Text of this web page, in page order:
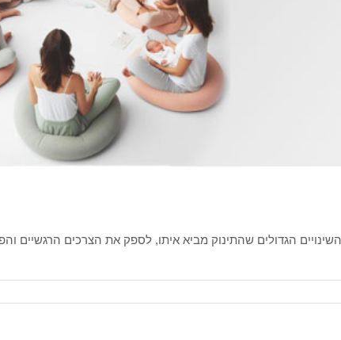
הגדולים שהתינוק מביא איתו, לספק את הצרכים הרגשיים